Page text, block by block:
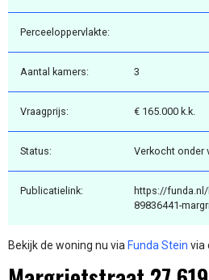
Perceeloppervlakte:
Aantal kamers: 3
Vraagprijs: € 165.000 k.k.
Status: Verkocht onder
Publicatielink:
https://
89836441-
Bekijk de woning nu via Funda Stein via